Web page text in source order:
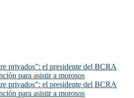
privados”: el presidente del BCRA
para asistir a morosos
privados”: el presidente del BCRA
para asistir a morosos